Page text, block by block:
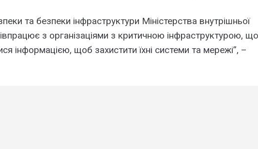
та безпеки інфраструктури Міністерства внутрішньої
з організаціями з критичною інфраструктурою,
інформацією, щоб захистити їхні системи та мережі”, –